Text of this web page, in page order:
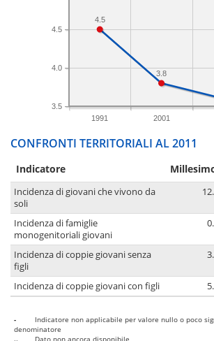
1991 2001
3.5
4.0
4.5
3.8
4.5
CONFRONTI TERRITORIALI AL 2011
Indicatore
Incidenza di giovani che vivono da
soli
Incidenza di famiglie
monogenitoriali giovani
Incidenza di coppie giovani senza
figli
Incidenza di coppie giovani con figli
-
Indicatore non applicabile per valore nullo o poco
denominatore